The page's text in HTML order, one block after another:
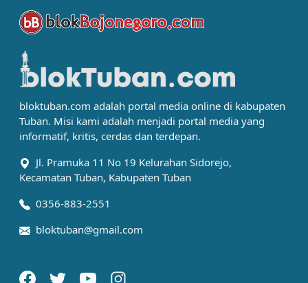
bloktuban.com adalah portal media online di kabupaten
Tuban. Misi kami adalah menjadi portal media yang
informatif, kritis, cerdas dan terdepan.
Jl. Pramuka 11 No 19 Kelurahan Sidorejo,
Kecamatan Tuban, Kabupaten Tuban
0356-883-2551
bloktuban@gmail.com